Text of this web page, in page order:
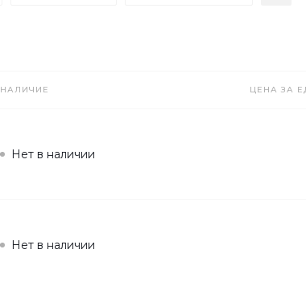
НАЛИЧИЕ ЦЕНА ЗА
Нет в наличии
Нет в наличии